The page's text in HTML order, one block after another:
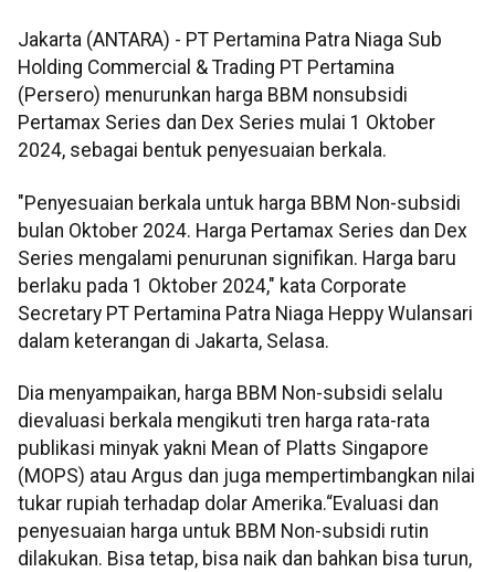
Jakarta (ANTARA) - PT Pertamina Patra Niaga Sub
Holding Commercial & Trading PT Pertamina
(Persero) menurunkan harga BBM nonsubsidi
Pertamax Series dan Dex Series mulai 1 Oktober
2024, sebagai bentuk penyesuaian berkala.
"Penyesuaian berkala untuk harga BBM Non-subsidi
bulan Oktober 2024. Harga Pertamax Series dan Dex
Series mengalami penurunan signifikan. Harga baru
berlaku pada 1 Oktober 2024," kata Corporate
Secretary PT Pertamina Patra Niaga Heppy Wulansari
dalam keterangan di Jakarta, Selasa.
Dia menyampaikan, harga BBM Non-subsidi selalu
dievaluasi berkala mengikuti tren harga rata-rata
publikasi minyak yakni Mean of Platts Singapore
(MOPS) atau Argus dan juga mempertimbangkan nilai
tukar rupiah terhadap dolar Amerika.“Evaluasi dan
penyesuaian harga untuk BBM Non-subsidi rutin
dilakukan. Bisa tetap, bisa naik dan bahkan bisa turun,